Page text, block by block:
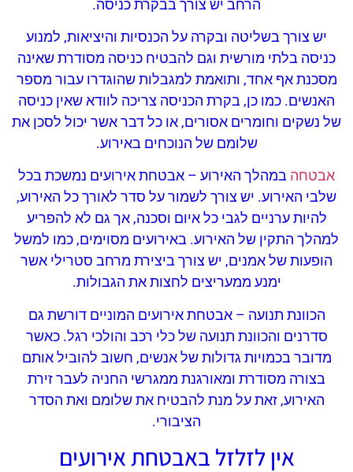
הרחב יש צורך בבקרת כניסה.
יש צורך בשליטה ובקרה על הכנסיות והיציאות, למנוע
כניסה בלתי מורשית וגם להבטיח כניסה מסודרת שאינה
מסכנת אף אחד, ותואמת למגבלות שהוגדרו עבור מספר
האנשים. כמו כן, בקרת הכניסה צריכה לוודא שאין כניסה
של נשקים וחומרים אסורים, או כל דבר אשר יכול לסכן את
שלומם של הנוכחים באירוע.
אבטחה במהלך האירוע – אבטחת אירועים נמשכת בכל
שלבי האירוע. יש צורך לשמור על סדר לאורך כל האירוע,
להיות ערניים לגבי כל איום וסכנה, אך גם לא להפריע
למהלך התקין של האירוע. באירועים מסוימים, כמו למשל
הופעות של אמנים, יש צורך ביצירת מרחב סטרילי אשר
ימנע ממעריצים לחצות את הגבולות.
הכוונת תנועה – אבטחת אירועים המוניים דורשת גם
סדרנים והכוונת תנועה של כלי רכב והולכי רגל. כאשר
מדובר בכמויות גדולות של אנשים, חשוב להוביל אותם
בצורה מסודרת ומאורגנת ממגרשי החניה לעבר זירת
האירוע, זאת על מנת להבטיח את שלומם ואת הסדר
הציבורי.
אין לזלזל באבטחת אירועים